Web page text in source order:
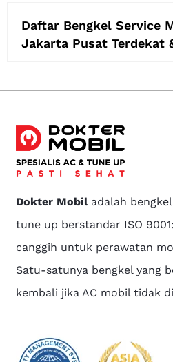
Daftar Bengkel Service
Jakarta Pusat Terdekat
Dokter Mobiladalah bengkel
tune up berstandar ISO
canggih untuk perawatan
Satu-satunya bengkel yang
kembali jika AC mobil tidak